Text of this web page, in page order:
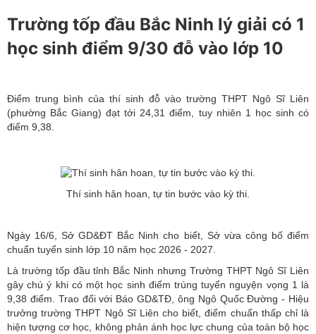
Trường tốp đầu Bắc Ninh lý giải có 1
học sinh điểm 9/30 đỗ vào lớp 10
Điểm trung bình của thí sinh đỗ vào trường THPT Ngô Sĩ Liên
(phường Bắc Giang) đạt tới 24,31 điểm, tuy nhiên 1 học sinh có
điểm 9,38.
Thí sinh hân hoan, tự tin bước vào kỳ thi.
Ngày 16/6, Sở GD&ĐT Bắc Ninh cho biết, Sở vừa công bố điểm
chuẩn tuyển sinh lớp 10 năm học 2026 - 2027.
Là trường tốp đầu tỉnh Bắc Ninh nhưng Trường THPT Ngô Sĩ Liên
gây chú ý khi có một học sinh điểm trúng tuyển nguyện vọng 1 là
9,38 điểm. Trao đổi với Báo GD&TĐ, ông Ngô Quốc Đường - Hiệu
trưởng trường THPT Ngô Sĩ Liên cho biết, điểm chuẩn thấp chỉ là
hiện tượng cơ học, không phản ánh học lực chung của toàn bộ học